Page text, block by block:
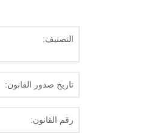
التصنيف:
تاريخ صدور القانون:
رقم القانون: